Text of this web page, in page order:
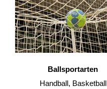
Ballsportarten
Handball, Basketball